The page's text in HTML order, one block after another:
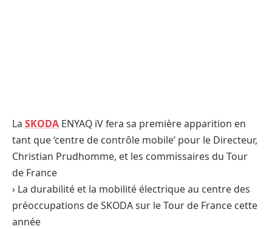
La SKODA ENYAQ iV fera sa première apparition en
tant que ‘centre de contrôle mobile’ pour le Directeur,
Christian Prudhomme, et les commissaires du Tour
de France
› La durabilité et la mobilité électrique au centre des
préoccupations de SKODA sur le Tour de France cette
année